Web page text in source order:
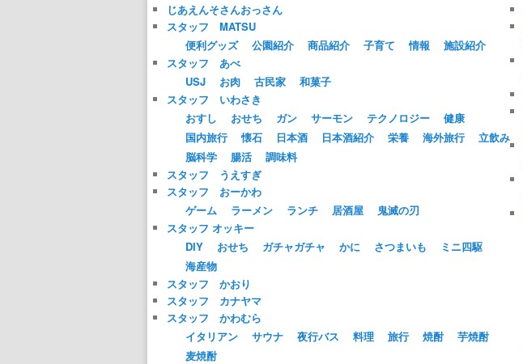
じあえんそさんおっさん
スタッフ MATSU
便利グッズ
公園紹介 商品紹介 子育て 情報
施設紹介
スタッフ あべ
USJ
お肉 古民家
和菓子
スタッフ いわさき
おすし
おせち ガン サーモン テクノロジー
健康
国内旅行
懐石 日本酒 日本酒紹介 栄養 海外旅行
立飲み
脳科学
腸活
調味料
スタッフ うえすぎ
スタッフ おーかわ
ゲーム
ラーメン ランチ 居酒屋
鬼滅の刃
スタッフ オッキー
DIY
おせち ガチャガチャ かに さつまいも
ミニ四駆
海産物
スタッフ かおり
スタッフ カナヤマ
スタッフ かわむら
イタリアン
サウナ 夜行バス 料理 旅行 焼酎
芋焼酎
麦焼酎